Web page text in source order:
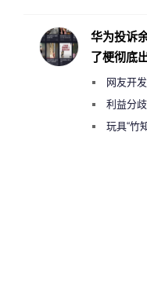
华为投诉
了梗彻底
网友开
绕梁”利益分
曾将华为驻
玩具“竹